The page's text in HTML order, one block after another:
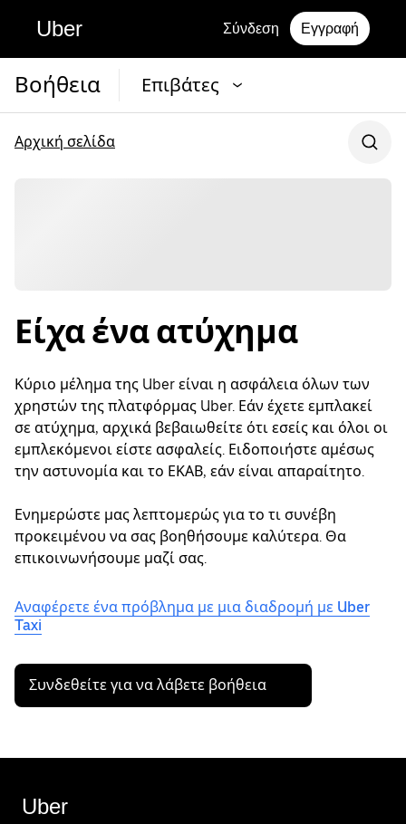
Uber Σύνδεση Εγγραφή
Βοήθεια Επιβάτες
Αρχική σελίδα
Είχα ένα ατύχημα
Κύριο μέλημα της Uber είναι η ασφάλεια όλων των
χρηστών της πλατφόρμας Uber. Εάν έχετε εμπλακεί
σε ατύχημα, αρχικά βεβαιωθείτε ότι εσείς και όλοι οι
εμπλεκόμενοι είστε ασφαλείς. Ειδοποιήστε αμέσως
την αστυνομία και το ΕΚΑΒ, εάν είναι απαραίτητο.
Ενημερώστε μας λεπτομερώς για το τι συνέβη
προκειμένου να σας βοηθήσουμε καλύτερα. Θα
επικοινωνήσουμε μαζί σας.
Αναφέρετε ένα πρόβλημα με μια διαδρομή με Uber
Taxi
Συνδεθείτε για να λάβετε βοήθεια
Uber